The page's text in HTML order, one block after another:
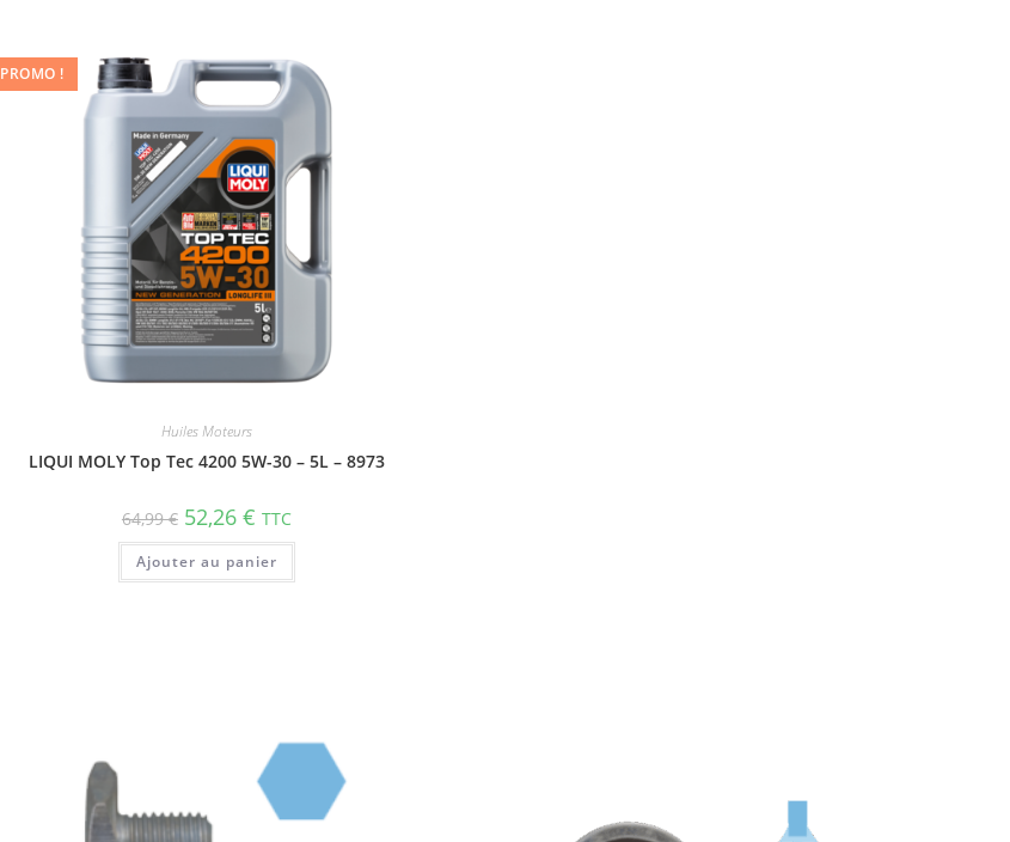
PROMO !
Huiles Moteurs
LIQUI MOLY Top Tec 4200 5W-30 – 5L – 8973
64,99€ 52,26 € TTC
Ajouter au panier